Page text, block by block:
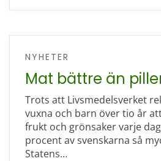
NYHETER
Mat bättre än
Trots att Livsmedelsverket
vuxna och barn över tio år
frukt och grönsaker varje
procent av svenskarna så
Statens…